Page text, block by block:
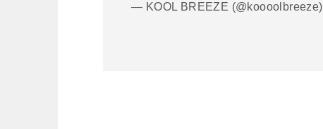
— KOOL BREEZE (@koooolbreeze)